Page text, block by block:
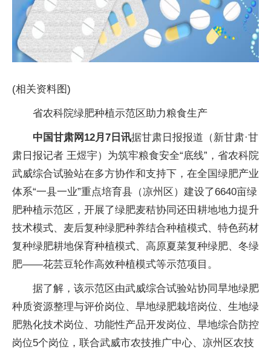
(相关资料图)
省农科院绿肥种植示范区助力粮食生产
中国甘肃网12月7日讯据甘肃日报报道（新甘肃·甘
肃日报记者 王煜宇）为筑牢粮食安全“底线”，省农科院
武威综合试验站在多方协作和支持下，在全国绿肥产业
体系“一县一业”重点培育县（凉州区）建设了6640亩绿
肥种植示范区，开展了绿肥麦秸协同还田耕地地力提升
技术模式、麦后复种绿肥种养结合种植模式、特色药材
复种绿肥耕地保育种植模式、高原夏菜复种绿肥、冬绿
肥——花芸豆轮作高效种植模式等示范项目。
据了解，该示范区由武威综合试验站协同旱地绿肥
种质资源整理与评价岗位、旱地绿肥栽培岗位、生地绿
肥熟化技术岗位、功能性产品开发岗位、旱地综合防控
岗位5个岗位，联合武威市农技推广中心、凉州区农技